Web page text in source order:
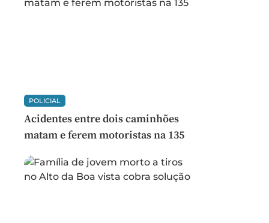
POLICIAL
Acidentes entre dois caminhões
matam e ferem motoristas na 135